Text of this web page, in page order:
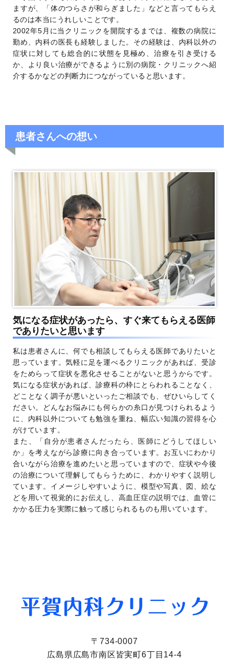
ますが、「体のつらさが和らぎました」などと言ってもらえ
るのは本当にうれしいことです。
2002年5月に当クリニックを開院するまでは、複数の病院に
勤め、内科の医長も経験しました。その経験は、内科以外の
症状に対しても総合的に状態を見極め、治療を引き受ける
か、より良い治療ができるように別の病院・クリニックへ紹
介するかなどの判断力につながっていると思います。
患者さんへの想い
気になる症状があったら、すぐ来てもらえる医師
でありたいと思います
私は患者さんに、何でも相談してもらえる医師でありたいと
思っています。気軽に足を運べるクリニックがあれば、受診
をためらって症状を悪化させることがないと思うからです。
気になる症状があれば、診療科の枠にとらわれることなく、
どことなく調子が悪いといったご相談でも、ぜひいらしてく
ださい。どんなお悩みにも何らかの糸口が見つけられるよう
に、内科以外についても勉強を重ね、幅広い知識の習得を心
がけています。
また、「自分が患者さんだったら、医師にどうしてほしい
か」を考えながら診療に向き合っています。お互いにわかり
合いながら治療を進めたいと思っていますので、症状や今後
の治療について理解してもらうために、わかりやすく説明し
ています。イメージしやすいように、模型や写真、図、絵な
どを用いて視覚的にお伝えし、高血圧症の説明では、血管に
かかる圧力を実際に触って感じられるものも用いています。
〒734-0007
広島県広島市南区皆実町6丁目14-4